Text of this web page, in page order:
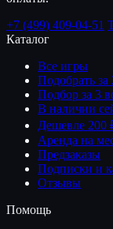
+7 (499) 409-04-51
Каталог
Все игры
Подобрать за
Подбор за 3
В наличии
Дешевле 200
Аренда на
Предзаказы
Подписки и
Отзывы
Помощь